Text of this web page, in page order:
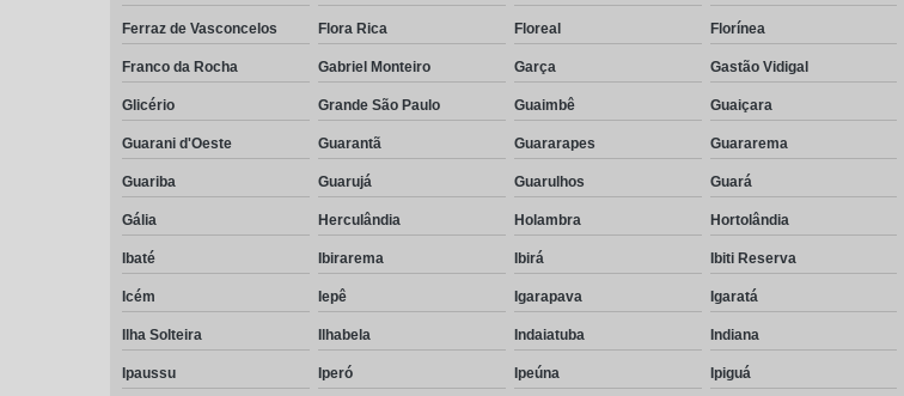
Ferraz de Vasconcelos Flora Rica Floreal Florínea
Franco da Rocha Gabriel Monteiro Garça Gastão Vidigal
Glicério Grande São Paulo Guaimbê Guaiçara
Guarani d'Oeste Guarantã Guararapes Guararema
Guariba Guarujá Guarulhos Guará
Gália Herculândia Holambra Hortolândia
Ibaté Ibirarema Ibirá Ibiti Reserva
Icém Iepê Igarapava Igaratá
Ilha Solteira Ilhabela Indaiatuba Indiana
Ipaussu Iperó Ipeúna Ipiguá